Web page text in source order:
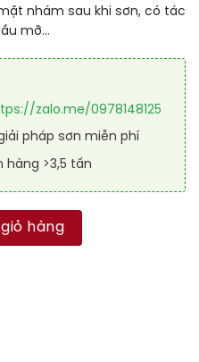
nhám sau khi sơn, có tác
mỡ…
zalo.me/0978148125
pháp sơn miễn phí
hàng >3,5 tấn
ANTI-SLIP 1000 số
hàng